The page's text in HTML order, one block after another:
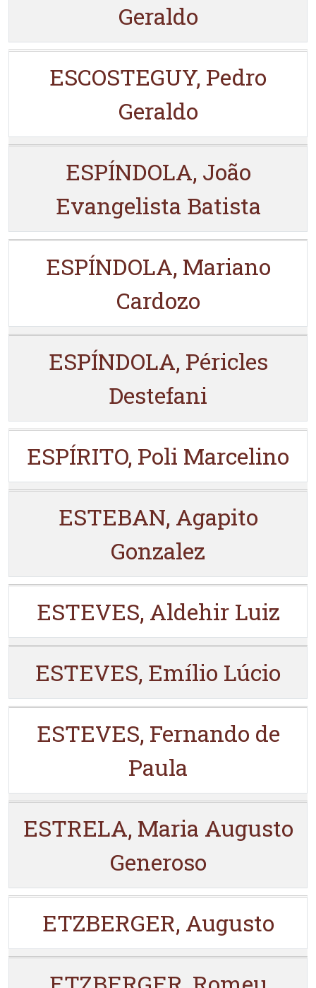
Geraldo
ESCOSTEGUY, Pedro
Geraldo
ESPÍNDOLA, João
Evangelista Batista
ESPÍNDOLA, Mariano
Cardozo
ESPÍNDOLA, Péricles
Destefani
ESPÍRITO, Poli Marcelino
ESTEBAN, Agapito
Gonzalez
ESTEVES, Aldehir Luiz
ESTEVES, Emílio Lúcio
ESTEVES, Fernando de
Paula
ESTRELA, Maria Augusto
Generoso
ETZBERGER, Augusto